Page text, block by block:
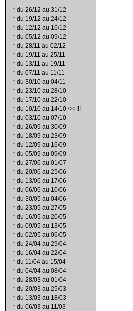
* du 26/12 au 31/12
* du 19/12 au 24/12
* du 12/12 au 16/12
* du 05/12 au 09/12
* du 28/11 au 02/12
* du 19/11 au 25/11
* du 13/11 au 19/11
* du 07/11 au 11/11
* du 30/10 au 04/11
* du 23/10 au 28/10
* du 17/10 au 22/10
* du 10/10 au 14/10 << !!!
* du 03/10 au 07/10
* du 26/09 au 30/09
* du 18/09 au 23/09
* du 12/09 au 16/09
* du 05/09 au 09/09
* du 27/06 au 01/07
* du 20/06 au 25/06
* du 13/06 au 17/06
* du 06/06 au 10/06
* du 30/05 au 04/06
* du 23/05 au 27/05
* du 16/05 au 20/05
* du 09/05 au 13/05
* du 02/05 au 06/05
* du 24/04 au 29/04
* du 16/04 au 22/04
* du 11/04 au 15/04
* du 04/04 au 08/04
* du 28/03 au 01/04
* du 20/03 au 25/03
* du 13/03 au 18/03
* du 06/03 au 11/03